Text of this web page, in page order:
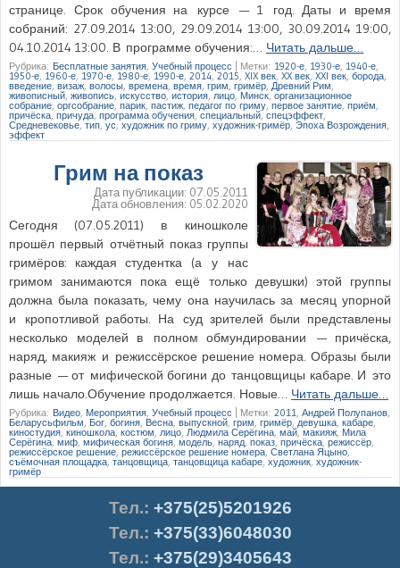
странице. Срок обучения на курсе — 1 год. Даты и время
собраний: 27.09.2014 13:00, 29.09.2014 13:00, 30.09.2014 19:00,
04.10.2014 13:00. В программе обучения:… Читать дальше…
Рубрика: Бесплатные занятия Учебный процесс Метки: 1920-е 1930-е 1940-е
1950-е 1960-е 1970-е 1980-е 1990-е 2014 ,2015 XIX век XX век XXI век борода
введение визаж волосы времена время грим гримёр Древний Рим
живописный живопись искусство, история ,лицо ,Минск ,организационное
собрание оргсобрание, парик пастиж педагог по гриму ,первое занятие приём
причёска, причуда программа обучения ,специальный, спецэффект
Средневековье,тип ,ус ,художник по гриму художник-гримёр Эпоха Возрождения
эффект
Грим на показ
Дата публикации: 07.05.2011
Дата обновления: 05.02.2020
Сегодня (07.05.2011) в киношколе
прошёл первый отчётный показ группы
гримёров: каждая студентка (а у нас
гримом занимаются пока ещё только девушки) этой группы
должна была показать, чему она научилась за месяц упорной
и кропотливой работы. На суд зрителей были представлены
несколько моделей в полном обмундировании — причёска,
наряд, макияж и режиссёрское решение номера. Образы были
разные — от мифической богини до танцовщицы кабаре. И это
лишь начало.Обучение продолжается. Новые… Читать дальше…
Рубрика: Видео Мероприятия Учебный процесс Метки: 2011 Андрей Полупанов
Беларусьфильм Бог богиня Весна выпускной грим гримёр ,девушка кабаре
киностудия киношкола костюм лицо Людмила Серёгина май,макияж, Мила
Серёгина миф мифическая богиня, модель наряд, показ причёска режиссёр
режиссёрское решение режиссёрское решение номера Светлана Яцыно
съёмочная площадка танцовщица танцовщица кабаре ,художник художник-
гримёр
Тел.: +375(25)5201926
Тел.: +375(33)6048030
Тел.: +375(29)3405643